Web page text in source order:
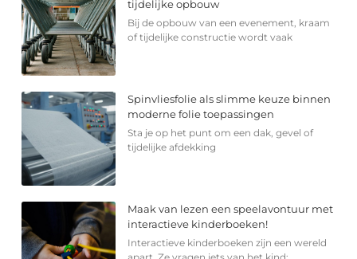
tijdelijke opbouw
Bij de opbouw van een evenement, kraam
of tijdelijke constructie wordt vaak
Spinvliesfolie als slimme keuze binnen
moderne folie toepassingen
Sta je op het punt om een dak, gevel of
tijdelijke afdekking
Maak van lezen een speelavontuur met
interactieve kinderboeken!
Interactieve kinderboeken zijn een wereld